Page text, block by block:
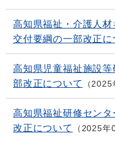
高知県福祉・介護人
交付要綱の一部改正に
高知県児童福祉施設
部改正について
2025
高知県福祉研修セン
改正について
2025年